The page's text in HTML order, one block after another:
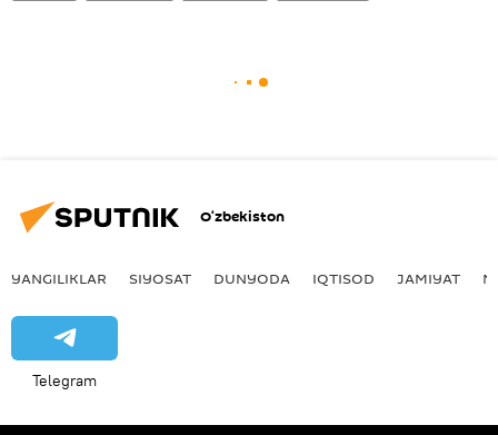
O‘zbekiston
YANGILIKLAR SIYOSAT DUNYODA IQTISOD JAMIYAT
Telegram